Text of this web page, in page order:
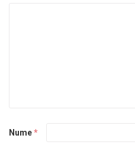
Nume*